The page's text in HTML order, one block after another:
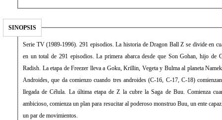
SINOPSIS
Serie TV (1989-1996). 291 episodios. La historia de Dragon Ball Z se divide en
en un total de 291 episodios. La primera abarca desde que Son Gohan, hijo de
Radish. La etapa de Freezer lleva a Goku, Krillin, Vegeta y Bulma al planeta
Androides, que da comienzo cuando tres androides (C-16, C-17, C-18)
llegada de Célula. La última etapa de Z la cubre la Saga de Buu. Comienza
ambicioso, comienza un plan para resucitar al poderoso monstruo Buu, un ente
un par de movimientos.